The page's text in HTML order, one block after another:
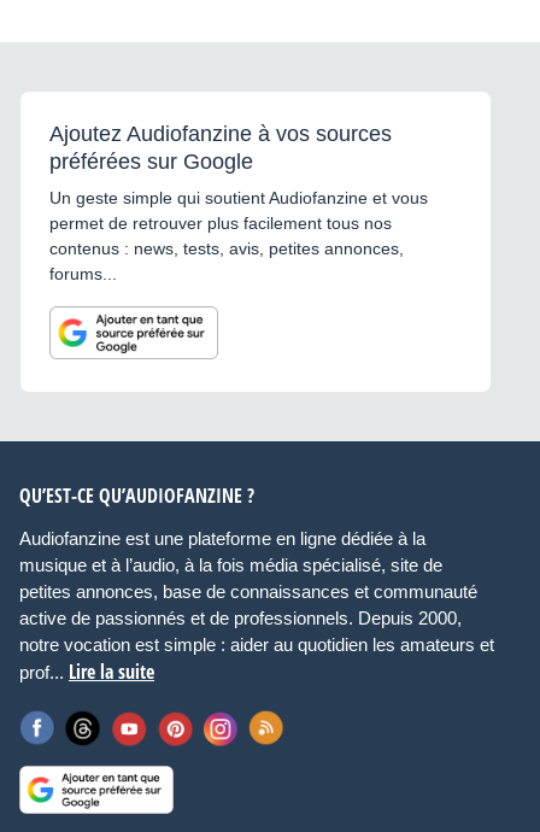
Ajoutez Audiofanzine à vos sources
préférées sur Google
Un geste simple qui soutient Audiofanzine et vous
permet de retrouver plus facilement tous nos
contenus : news, tests, avis, petites annonces,
forums...
QU’EST-CE QU’AUDIOFANZINE ?
Audiofanzine est une plateforme en ligne dédiée à la
musique et à l’audio, à la fois média spécialisé, site de
petites annonces, base de connaissances et communauté
active de passionnés et de professionnels. Depuis 2000,
notre vocation est simple : aider au quotidien les amateurs et
prof... Lire la suite